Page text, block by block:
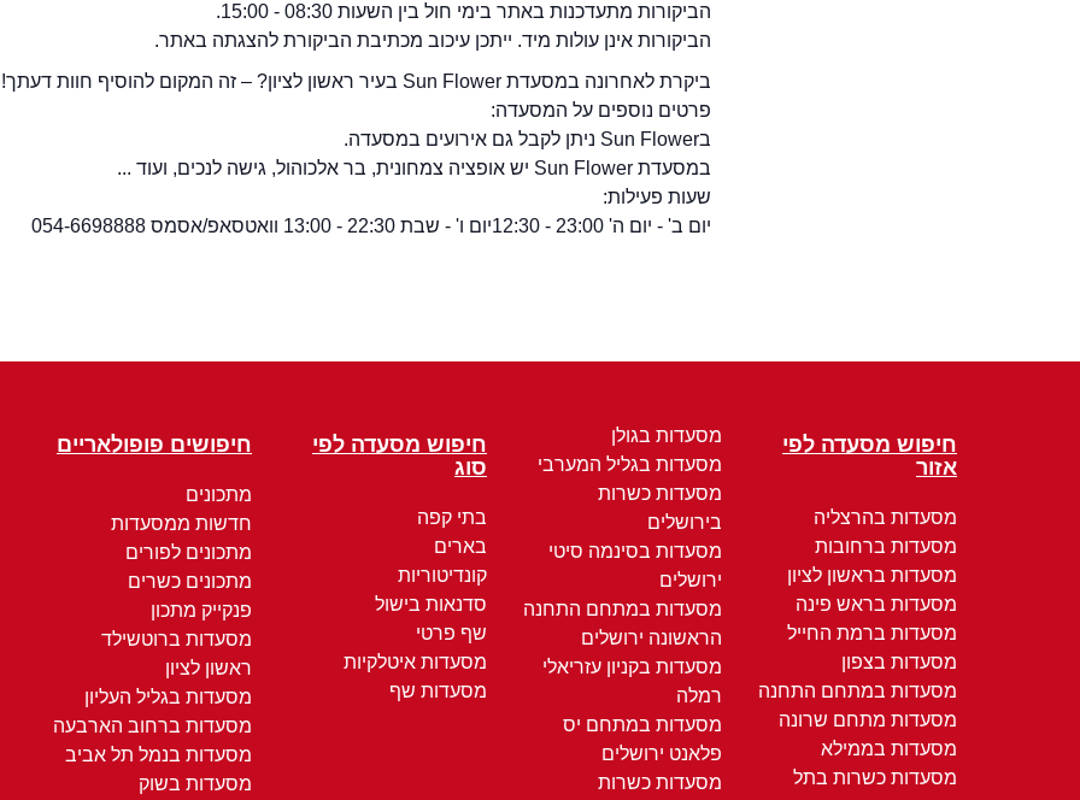
הביקורות מתעדכנות באתר בימי חול בין השעות 08:30 - 15:00.
הביקורות אינן עולות מיד. ייתכן עיכוב מכתיבת הביקורת להצגתה באתר.
ביקרת לאחרונה במסעדת Sun Flower בעיר ראשון לציון? – זה המקום להוסיף חוות דעתך!.
פרטים נוספים על המסעדה:
בSun Flower ניתן לקבל גם אירועים במסעדה.
במסעדת Sun Flower יש אופציה צמחונית, בר אלכוהול, גישה לנכים, ועוד ...
שעות פעילות:
יום ב' - יום ה' 23:00 - 12:30
יום ו' - שבת 22:30 - 13:00 וואטסאפ/אסמס 054-6698888
חיפוש מסעדה לפי
אזור
מסעדות בהרצליה
מסעדות ברחובות
מסעדות בראשון לציון
מסעדות בראש פינה
מסעדות ברמת החייל
מסעדות בצפון
מסעדות במתחם התחנה
מסעדות מתחם שרונה
מסעדות בממילא
מסעדות כשרות בתל
מסעדות בגולן
מסעדות בגליל המערבי
מסעדות כשרות
בירושלים
מסעדות בסינמה סיטי
ירושלים
מסעדות במתחם התחנה
הראשונה ירושלים
מסעדות בקניון עזריאלי
רמלה
מסעדות במתחם יס
פלאנט ירושלים
מסעדות כשרות
חיפוש מסעדה לפי
סוג
בתי קפה
בארים
קונדיטוריות
סדנאות בישול
שף פרטי
מסעדות איטלקיות
מסעדות שף
חיפושים פופולאריים
מתכונים
חדשות ממסעדות
מתכונים לפורים
מתכונים כשרים
פנקייק מתכון
מסעדות ברוטשילד
ראשון לציון
מסעדות בגליל העליון
מסעדות ברחוב הארבעה
מסעדות בנמל תל אביב
מסעדות בשוק